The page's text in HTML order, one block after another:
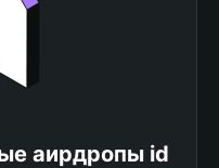
аирдропы id